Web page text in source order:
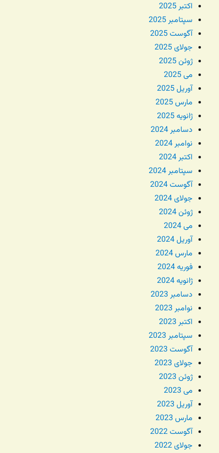
اکتبر 2025
سپتامبر 2025
آگوست 2025
جولای 2025
ژوئن 2025
می 2025
آوریل 2025
مارس 2025
ژانویه 2025
دسامبر 2024
نوامبر 2024
اکتبر 2024
سپتامبر 2024
آگوست 2024
جولای 2024
ژوئن 2024
می 2024
آوریل 2024
مارس 2024
فوریه 2024
ژانویه 2024
دسامبر 2023
نوامبر 2023
اکتبر 2023
سپتامبر 2023
آگوست 2023
جولای 2023
ژوئن 2023
می 2023
آوریل 2023
مارس 2023
آگوست 2022
جولای 2022